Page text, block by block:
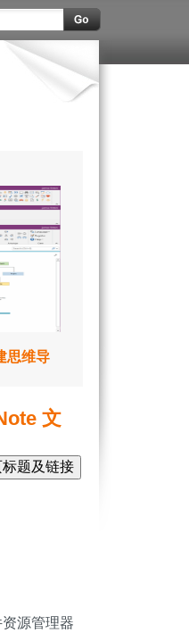
思维导
文
题及链接
源管理器